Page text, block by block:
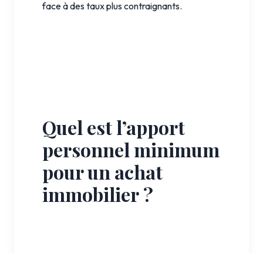
face à des taux plus contraignants.
Quel est l’apport
personnel minimum
pour un achat
immobilier ?